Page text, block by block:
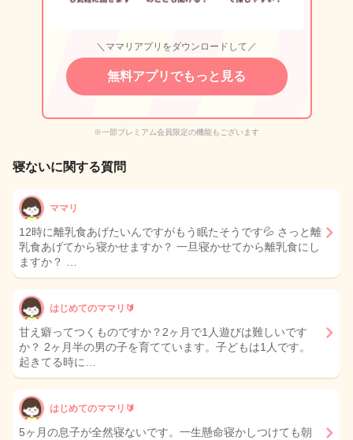
＼ママリアプリをダウンロードして／
無料アプリでもっと見る
※一部プレミアム会員限定の機能もございます
寝ないに関する質問
ママリ
12時に離乳食あげたいんですがもう眠たそうです💦 さっと離
乳食あげてから寝かせますか？ 一旦寝かせてから離乳食にし
ますか？ …
はじめてのママリ🔰
甘え癖ってつくものですか？2ヶ月で1人遊びは難しいです
か？ 2ヶ月半の男の子を育てています。子どもは1人です。
起きてる時に…
はじめてのママリ🔰
5ヶ月の息子が全然寝ないです。一生懸命寝かしつけても朝